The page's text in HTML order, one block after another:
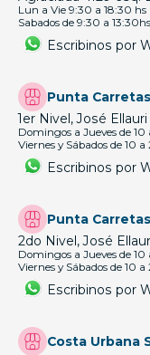
Lun a Vie 9:30 a 18:30 hs
Sabados de 9:30 a 13:30hs
Escribinos por
Punta
1er Nivel, José
Domingos a Jueves de 10
Viernes y Sábados de 10 a
Escribinos por
Punta
2do Nivel, José
Domingos a Jueves de 10
Viernes y Sábados de 10 a
Escribinos por
Costa Urbana